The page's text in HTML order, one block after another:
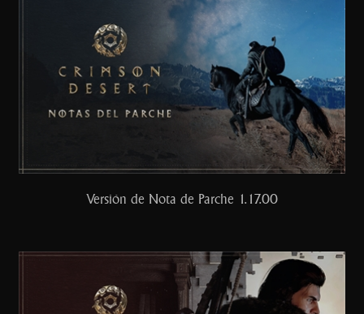
Versión de Nota de Parche 1.17.00